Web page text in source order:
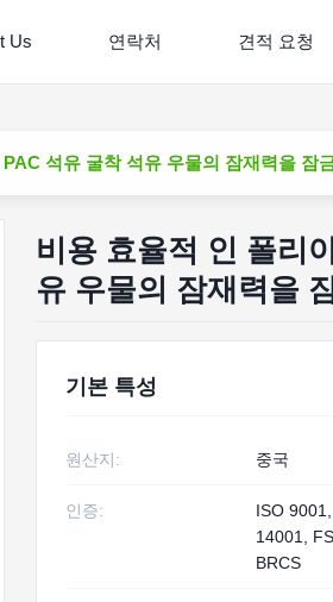
Us 연락처 견적 요청
석유 굴착 석유 우물의 잠재력을 잠
비용 효율적 인 폴리
유 우물의 잠재력을
기본 특성
원산지: 중국
인증:
ISO
14001,
BRCS